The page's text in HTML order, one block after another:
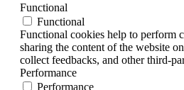
Functional
Functional
Functional cookies help to perform
sharing the content of the website
collect feedbacks, and other third-
Performance
Performance